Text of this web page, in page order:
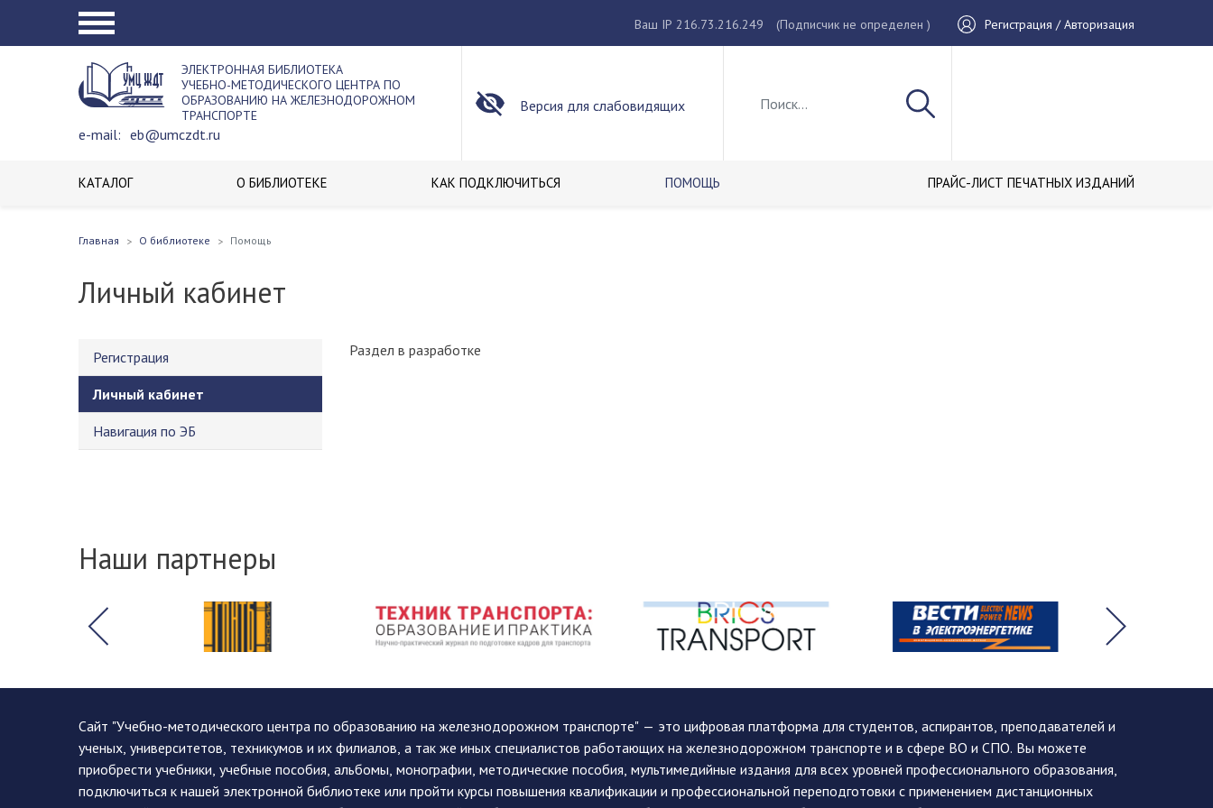
Ваш IP 216.73.216.249 (Подписчик не определен ) Регистрация / Авторизация
ЭЛЕКТРОННАЯ БИБЛИОТЕКА
УЧЕБНО-МЕТОДИЧЕСКОГО ЦЕНТРА ПО
ОБРАЗОВАНИЮ НА ЖЕЛЕЗНОДОРОЖНОМ
ТРАНСПОРТЕ
e-mail: eb@umczdt.ru
Версия для слабовидящих
КАТАЛОГ О БИБЛИОТЕКЕ КАК ПОДКЛЮЧИТЬСЯ ПОМОЩЬ ПРАЙС-ЛИСТ ПЕЧАТНЫХ ИЗДАНИЙ
Главная О библиотеке Помощь
Личный кабинет
Регистрация
Личный кабинет
Навигация по ЭБ
Раздел в разработке
Наши партнеры
Сайт "Учебно-методического центра по образованию на железнодорожном транспорте" — это цифровая платформа для студентов, аспирантов, преподавателей и
ученых, университетов, техникумов и их филиалов, а так же иных специалистов работающих на железнодорожном транспорте и в сфере ВО и СПО. Вы можете
приобрести учебники, учебные пособия, альбомы, монографии, методические пособия, мультимедийные издания для всех уровней профессионального образования,
подключиться к нашей электронной библиотеке или пройти курсы повышения квалификации и профессиональной переподготовки с применением дистанционных